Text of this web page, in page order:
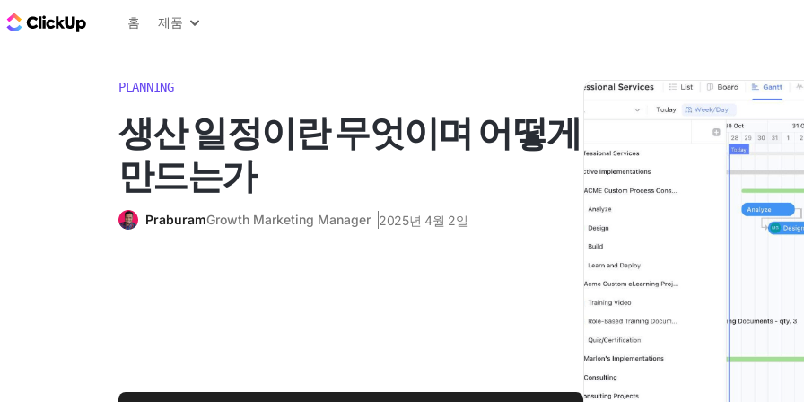
ClickUp 블로그
홈 제품
PLANNING
생산 일정이란 무엇이며 어떻게
만드는가
PraburamGrowth Marketing Manager 2025년 4월 2일